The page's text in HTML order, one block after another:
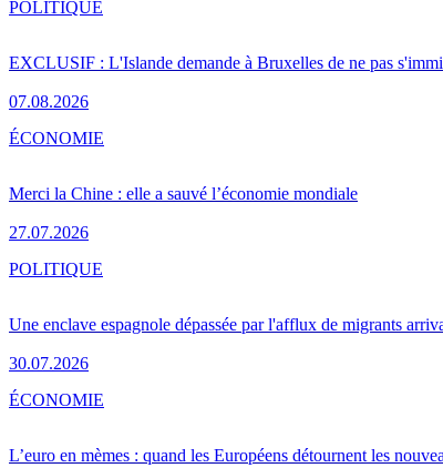
EXCLUSIF : L'Islande demande à Bruxelles de ne pas
07.08.2026
POLITIQUE
Merci la Chine : elle a sauvé l’économie mondiale
27.07.2026
ÉCONOMIE
Une enclave espagnole dépassée par l'afflux de migrants
30.07.2026
POLITIQUE
L’euro en mèmes : quand les Européens détournent les
ÉCONOMIE